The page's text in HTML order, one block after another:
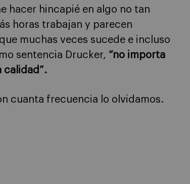
hacer hincapié en algo no tan
horas trabajan y parecen
muchas veces sucede e incluso
sentencia Drucker, “no importa
calidad”.
cuanta frecuencia lo olvidamos.